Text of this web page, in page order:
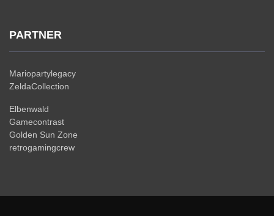
PARTNER
Mariopartylegacy
ZeldaCollection
Elbenwald
Gamecontrast
Golden Sun Zone
retrogamingcrew